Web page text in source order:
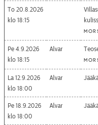
To 20.8.2026
18:15
Pe 4.9.2026
18:15
Alvar
La 12.9.2026
18:00
Alvar
Pe 18.9.2026
18:00
Alvar